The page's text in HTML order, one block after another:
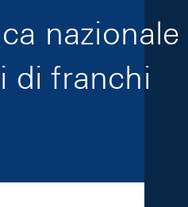
di franchi